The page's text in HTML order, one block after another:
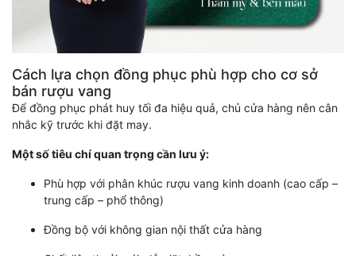
Cách lựa chọn đồng phục phù hợp cho cơ sở
bán rượu vang
Để đồng phục phát huy tối đa hiệu quả, chủ cửa hàng nên cân
nhắc kỹ trước khi đặt may.
Một số tiêu chí quan trọng cần lưu ý:
Phù hợp với phân khúc rượu vang kinh doanh (cao cấp –
trung cấp – phổ thông)
Đồng bộ với không gian nội thất cửa hàng